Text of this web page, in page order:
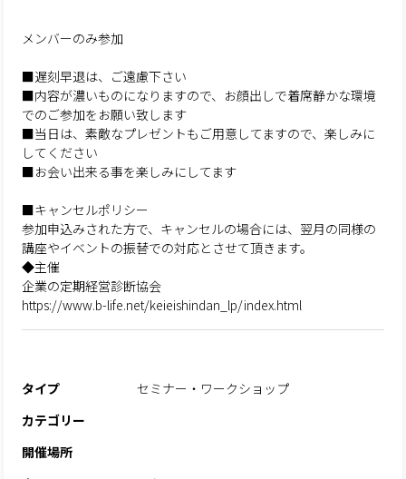
メンバーのみ参加
■遅刻早退は、ご遠慮下さい
■内容が濃いものになりますので、お顔出しで着席静かな環境
でのご参加をお願い致します
■当日は、素敵なプレゼントもご用意してますので、楽しみに
してください
■お会い出来る事を楽しみにしてます
■キャンセルポリシー
参加申込みされた方で、キャンセルの場合には、翌月の同様の
講座やイベントの振替での対応とさせて頂きます。
◆主催
企業の定期経営診断協会
https://www.b-life.net/keieishindan_lp/index.html
タイプ
セミナー・ワークショップ
カテゴリー
開催場所